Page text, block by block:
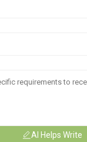
AI Helps Write